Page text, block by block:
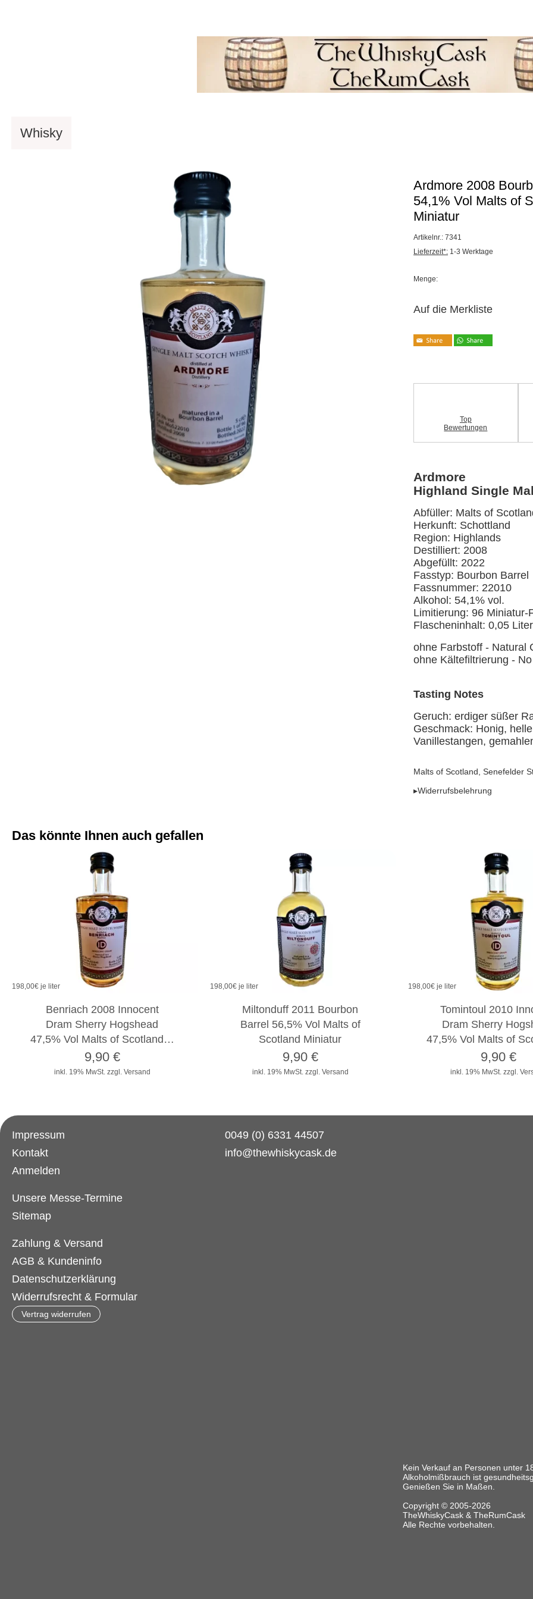
Whisky
Ardmore 2008
54,1% Vol Malts of
Miniatur
Artikelnr.: 7341
Lieferzeit*: 1-3 Werktage
Menge:
Auf die Merkliste
Top
Bewertungen
Ardmore
Highland Single
Abfüller: Malts of
Herkunft: Schottland
Region: Highlands
Destilliert: 2008
Abgefüllt: 2022
Fasstyp: Bourbon Barrel
Fassnummer: 22010
Alkohol: 54,1% vol.
Limitierung: 96 Miniatur-
Flascheninhalt: 0,05 Liter
ohne Farbstoff - Natural
ohne Kältefiltrierung -
Tasting Notes
Geruch: erdiger süßer
Geschmack: Honig,
Vanillestangen,
Malts of Scotland, Senefelder
▸Widerrufsbelehrung
Das könnte Ihnen auch gefallen
198,00€ je liter
Benriach 2008 Innocent
Dram Sherry Hogshead
47,5% Vol Malts of Scotland…
inkl. 19% MwSt. zzgl. Versand
9,90€
198,00€ je liter
Miltonduff 2011 Bourbon
Barrel 56,5% Vol Malts of
Scotland Miniatur
inkl. 19% MwSt. zzgl. Versand
9,90€
198,00€ je liter
Tomintoul 2010
Dram Sherry
47,5% Vol Malts of
inkl. 19% MwSt. zzgl.
9,90€
Impressum
Kontakt
Anmelden
Unsere Messe-Termine
Sitemap
Zahlung & Versand
AGB & Kundeninfo
Datenschutzerklärung
Widerrufsrecht & Formular
Vertrag widerrufen
0049 (0) 6331 44507
info@thewhiskycask.de
Kein Verkauf an Personen unter
Alkoholmißbrauch ist
Genießen Sie in Maßen.
Copyright © 2005-2026
TheWhiskyCask & TheRumCask
Alle Rechte vorbehalten.